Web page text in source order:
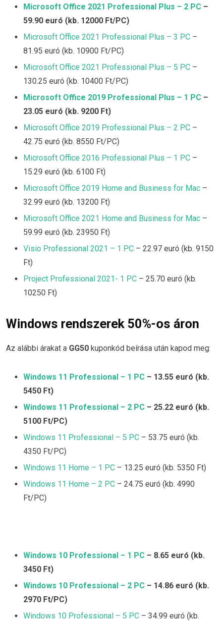
Microsoft Office 2021 Professional Plus – 2 PC –
59.90 euró (kb. 12000 Ft/PC)
Microsoft Office 2021 Professional Plus – 3 PC –
81.95 euró (kb. 10900 Ft/PC)
Microsoft Office 2021 Professional Plus – 5 PC –
130.25 euró (kb. 10400 Ft/PC)
Microsoft Office 2019 Professional Plus – 1 PC –
23.05 euró (kb. 9200 Ft)
Microsoft Office 2019 Professional Plus – 2 PC –
42.75 euró (kb. 8550 Ft/PC)
Microsoft Office 2016 Professional Plus – 1 PC –
15.29 euró (kb. 6100 Ft)
Microsoft Office 2019 Home and Business for Mac –
32.99 euró (kb. 13200 Ft)
Microsoft Office 2021 Home and Business for Mac –
59.99 euró (kb. 23950 Ft)
Visio Professional 2021 – 1 PC – 22.97 euró (kb. 9150
Ft)
Project Professional 2021- 1 PC – 25.70 euró (kb.
10250 Ft)
Windows rendszerek 50%-os áron
Az alábbi árakat a GG50 kuponkód beírása után kapod meg:
Windows 11 Professional – 1 PC – 13.55 euró (kb.
5450 Ft)
Windows 11 Professional – 2 PC – 25.22 euró (kb.
5100 Ft/PC)
Windows 11 Professional – 5 PC – 53.75 euró (kb.
4350 Ft/PC)
Windows 11 Home – 1 PC – 13.25 euró (kb. 5350 Ft)
Windows 11 Home – 2 PC – 24.75 euró (kb. 4990
Ft/PC)
Windows 10 Professional – 1 PC – 8.65 euró (kb.
3450 Ft)
Windows 10 Professional – 2 PC – 14.86 euró (kb.
2970 Ft/PC)
Windows 10 Professional – 5 PC – 34.99 euró (kb.